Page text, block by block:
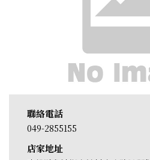
聯絡電話
049-2855155
店家地址